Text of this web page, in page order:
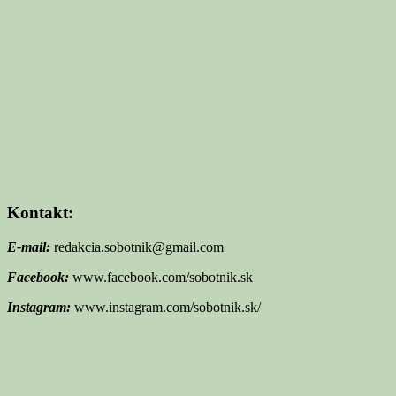
Kontakt:
E-mail: redakcia.sobotnik@gmail.com
Facebook: www.facebook.com/sobotnik.sk
Instagram: www.instagram.com/sobotnik.sk/